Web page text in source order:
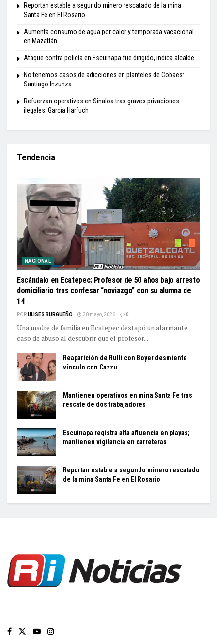
Reportan estable a segundo minero rescatado de la mina
Santa Fe en El Rosario
Aumenta consumo de agua por calor y temporada vacacional
en Mazatlán
Ataque contra policía en Escuinapa fue dirigido, indica alcalde
No tenemos casos de adicciones en planteles de Cobaes:
Santiago Inzunza
Refuerzan operativos en Sinaloa tras graves privaciones
ilegales: García Harfuch
Tendencia
NACIONAL
Escándalo en Ecatepec: Profesor de 50 años bajo arresto
domiciliario tras confesar “noviazgo” con su alumna de
14
PORULISES BURGUEÑO 30 mayo, 2026 0
Una madre de familia en Ecatepec destapó un alarmante
caso de abuso al descubrir que el profesor...
Reaparición de Rulli con Boyer desmiente
vínculo con Cazzu
Mantienen operativos en mina Santa Fe tras
rescate de dos trabajadores
Escuinapa registra alta afluencia en playas;
mantienen vigilancia en carreteras
Reportan estable a segundo minero rescatado
de la mina Santa Fe en El Rosario